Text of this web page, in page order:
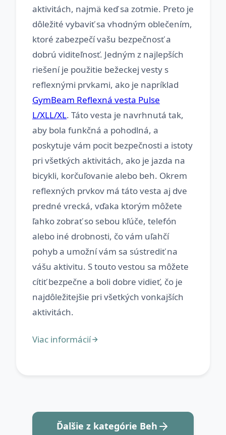
aktivitách, najmä keď sa zotmie. Preto je
dôležité vybaviť sa vhodným oblečením,
ktoré zabezpečí vašu bezpečnosť a
dobrú viditeľnosť. Jedným z najlepších
riešení je použitie bežeckej vesty s
reflexnými prvkami, ako je napríklad
GymBeam Reflexná vesta Pulse
L/XLL/XL. Táto vesta je navrhnutá tak,
aby bola funkčná a pohodlná, a
poskytuje vám pocit bezpečnosti a istoty
pri všetkých aktivitách, ako je jazda na
bicykli, korčuľovanie alebo beh. Okrem
reflexných prvkov má táto vesta aj dve
predné vrecká, vďaka ktorým môžete
ľahko zobrať so sebou kľúče, telefón
alebo iné drobnosti, čo vám uľahčí
pohyb a umožní vám sa sústrediť na
vášu aktivitu. S touto vestou sa môžete
cítiť bezpečne a boli dobre vidieť, čo je
najdôležitejšie pri všetkých vonkajších
Ďalšie z kategórie Beh